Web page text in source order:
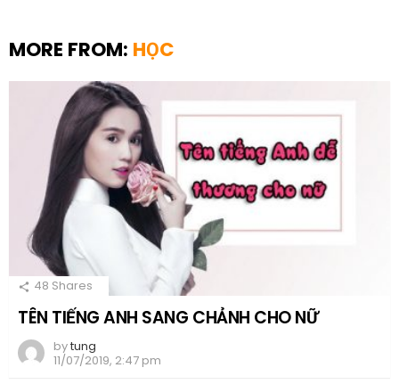
MORE FROM: HỌC
48 Shares
TÊN TIẾNG ANH SANG CHẢNH CHO NỮ
bytung
11/07/2019, 2:47 pm